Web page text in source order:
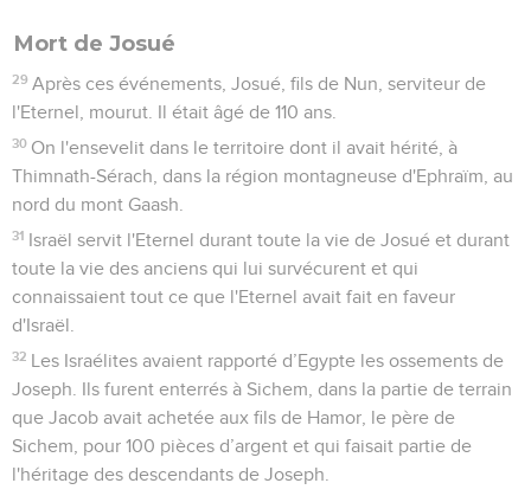
Mort de Josué
29 Après ces événements, Josué, fils de Nun, serviteur de
l'Eternel, mourut. Il était âgé de 110 ans.
30 On l'ensevelit dans le territoire dont il avait hérité, à
Thimnath-Sérach, dans la région montagneuse d'Ephraïm, au
nord du mont Gaash.
31 Israël servit l'Eternel durant toute la vie de Josué et durant
toute la vie des anciens qui lui survécurent et qui
connaissaient tout ce que l'Eternel avait fait en faveur
d'Israël.
32 Les Israélites avaient rapporté d’Egypte les ossements de
Joseph. Ils furent enterrés à Sichem, dans la partie de terrain
que Jacob avait achetée aux fils de Hamor, le père de
Sichem, pour 100 pièces d’argent et qui faisait partie de
l'héritage des descendants de Joseph.